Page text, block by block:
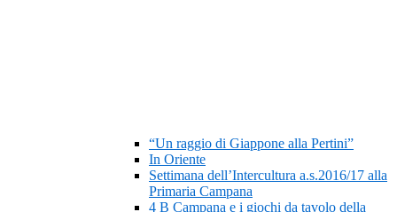
“Un raggio di Giappone alla Pertini”
In Oriente
Settimana dell’Intercultura a.s.2016/17 alla
Primaria Campana
4 B Campana e i giochi da tavolo della